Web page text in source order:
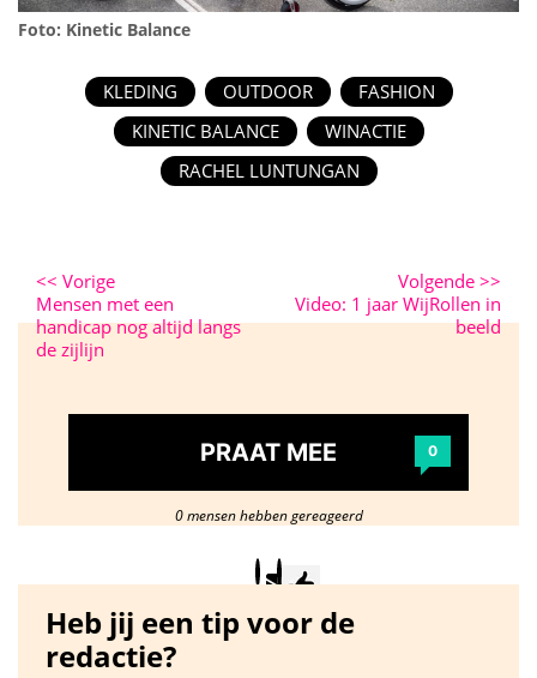
Foto: Kinetic Balance
KLEDING OUTDOOR
FASHION
KINETIC BALANCE
WINACTIE
RACHEL LUNTUNGAN
<< Vorige
Mensen met een
handicap nog altijd langs
de zijlijn
Volgende >>
Video: 1 jaar WijRollen in
beeld
PRAAT MEE 0
0 mensen hebben gereageerd
Heb jij een tip voor de
redactie?